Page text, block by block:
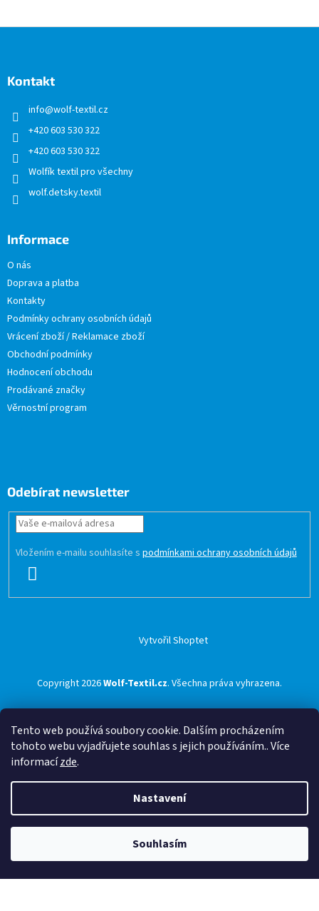
Tento web používá soubory cookie. Dalším procházením
tohoto webu vyjadřujete souhlas s jejich používáním.. Více
informacízde.
Nastavení
Souhlasím
Kontakt
info@wolf-textil.cz
+420 603 530 322
+420 603 530 322
Wolfík textil pro všechny
wolf.detsky.textil
Informace
O nás
Doprava a platba
Kontakty
Podmínky ochrany osobních údajů
Vrácení zboží / Reklamace zboží
Obchodní podmínky
Hodnocení obchodu
Prodávané značky
Věrnostní program
Odebírat newsletter
Vložením e-mailu souhlasíte s podmínkami ochrany osobních údajů
Vytvořil Shoptet
Copyright 2026Wolf-Textil.cz. Všechna práva vyhrazena.